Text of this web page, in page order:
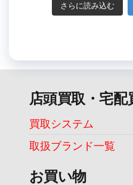
さらに読み込む
店頭買取・宅配
買取システム
取扱ブランド一覧
お買い物